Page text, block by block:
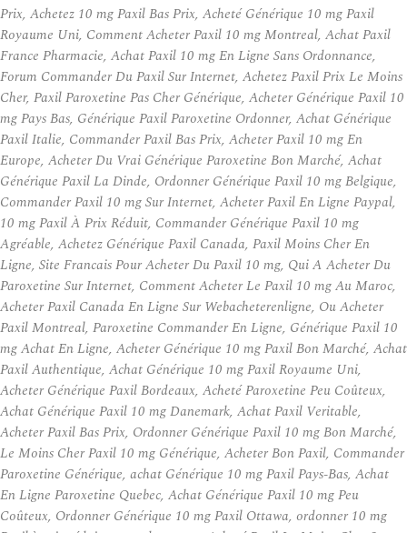
Prix, Achetez 10 mg Paxil Bas Prix, Acheté Générique 10 mg Paxil
Royaume Uni, Comment Acheter Paxil 10 mg Montreal, Achat Paxil
France Pharmacie, Achat Paxil 10 mg En Ligne Sans Ordonnance,
Forum Commander Du Paxil Sur Internet, Achetez Paxil Prix Le Moins
Cher, Paxil Paroxetine Pas Cher Générique, Acheter Générique Paxil 10
mg Pays Bas, Générique Paxil Paroxetine Ordonner, Achat Générique
Paxil Italie, Commander Paxil Bas Prix, Acheter Paxil 10 mg En
Europe, Acheter Du Vrai Générique Paroxetine Bon Marché, Achat
Générique Paxil La Dinde, Ordonner Générique Paxil 10 mg Belgique,
Commander Paxil 10 mg Sur Internet, Acheter Paxil En Ligne Paypal,
10 mg Paxil À Prix Réduit, Commander Générique Paxil 10 mg
Agréable, Achetez Générique Paxil Canada, Paxil Moins Cher En
Ligne, Site Francais Pour Acheter Du Paxil 10 mg, Qui A Acheter Du
Paroxetine Sur Internet, Comment Acheter Le Paxil 10 mg Au Maroc,
Acheter Paxil Canada En Ligne Sur Webacheterenligne, Ou Acheter
Paxil Montreal, Paroxetine Commander En Ligne, Générique Paxil 10
mg Achat En Ligne, Acheter Générique 10 mg Paxil Bon Marché, Achat
Paxil Authentique, Achat Générique 10 mg Paxil Royaume Uni,
Acheter Générique Paxil Bordeaux, Acheté Paroxetine Peu Coûteux,
Achat Générique Paxil 10 mg Danemark, Achat Paxil Veritable,
Acheter Paxil Bas Prix, Ordonner Générique Paxil 10 mg Bon Marché,
Le Moins Cher Paxil 10 mg Générique, Acheter Bon Paxil, Commander
Paroxetine Générique, achat Générique 10 mg Paxil Pays-Bas, Achat
En Ligne Paroxetine Quebec, Achat Générique Paxil 10 mg Peu
Coûteux, Ordonner Générique 10 mg Paxil Ottawa, ordonner 10 mg